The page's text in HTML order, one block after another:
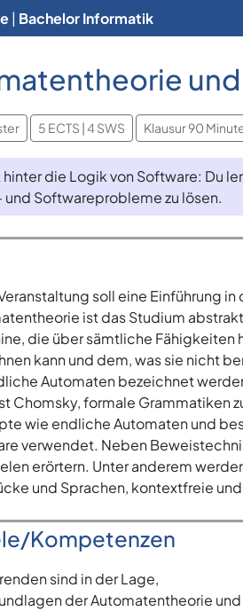
| Bachelor Informatik
und
5 ECTS | 4 SWS Klausur 90
hinter die Logik von Software: Du
und Softwareprobleme zu lösen.
soll eine Einführung
ist das Studium
die über sämtliche Fähigkeiten
kann und dem, was sie nicht
Automaten bezeichnet
Chomsky, formale Grammatiken
wie endliche Automaten und
verwendet. Neben
erörtern. Unter anderem
und Sprachen, kontextfreie
Kompetenzen
sind in der Lage,
der Automatentheorie